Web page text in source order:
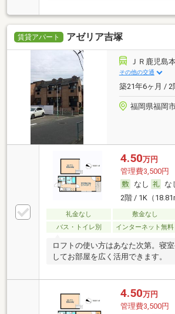
賃貸アパート アゼリア吉塚
ＪＲ鹿児島
その他の交通
築21年6ヶ月 / 2
福岡県福岡
4.50万円
管理費3,500円
なし
な
2階 / 1K（
礼金なし 敷金なし
バス・トイレ別
インターネット無料
ロフトの使い方はあなた次第。寝
してお部屋を広く活用できます。
4.50万円
管理費3,500円